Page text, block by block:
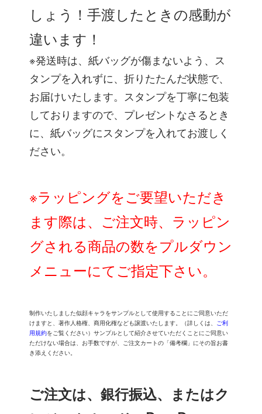
しょう！手渡したときの感動が
違います！
※発送時は、紙バッグが傷まないよう、ス
タンプを入れずに、折りたたんだ状態で、
お届けいたします。スタンプを丁寧に包装
しておりますので、プレゼントなさるとき
に、紙バッグにスタンプを入れてお渡しく
ださい。
※ラッピングをご要望いただき
ます際は、ご注文時、ラッピン
グされる商品の数をプルダウン
メニューにてご指定下さい。
制作いたしました似顔キャラをサンプルとして使用することにご同意いただ
けますと、著作人格権、商用化権なども譲渡いたします。（詳しくは、 ご利
用規約をご覧ください）サンプルとして紹介させていただくことにご同意い
ただけない場合は、お手数ですが、ご注文カートの「備考欄」にその旨お書
き添えください。
ご注文は、銀行振込、またはク